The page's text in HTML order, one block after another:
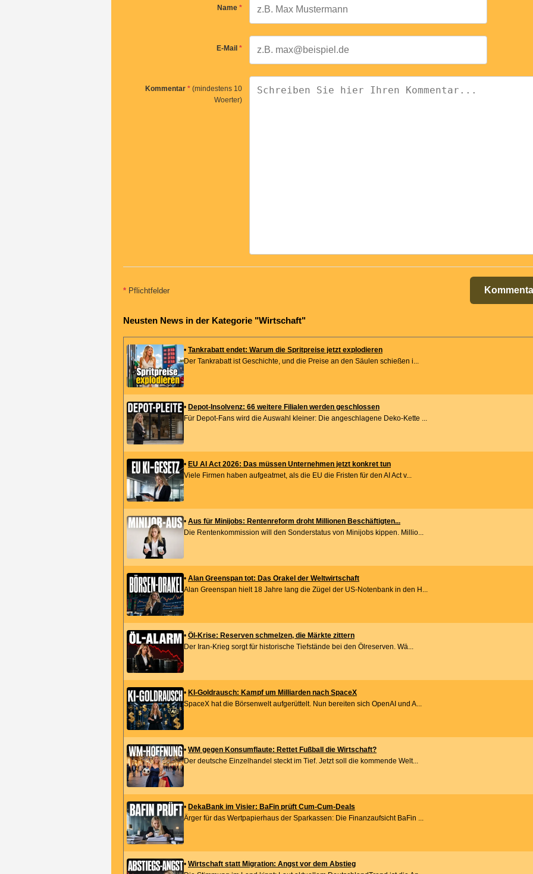
Name *
E-Mail *
Kommentar * (mindestens 10
Woerter)
* Pflichtfelder
Neusten News in der Kategorie "Wirtschaft"
• Tankrabatt endet: Warum die Spritpreise jetzt explodieren
Der Tankrabatt ist Geschichte, und die Preise an den Säulen schießen i...
• Depot-Insolvenz: 66 weitere Filialen werden geschlossen
Für Depot-Fans wird die Auswahl kleiner: Die angeschlagene Deko-Kette ...
• EU AI Act 2026: Das müssen Unternehmen jetzt konkret tun
Viele Firmen haben aufgeatmet, als die EU die Fristen für den AI Act v...
• Aus für Minijobs: Rentenreform droht Millionen Beschäftigten...
Die Rentenkommission will den Sonderstatus von Minijobs kippen. Millio...
• Alan Greenspan tot: Das Orakel der Weltwirtschaft
Alan Greenspan hielt 18 Jahre lang die Zügel der US-Notenbank in den H...
• Öl-Krise: Reserven schmelzen, die Märkte zittern
Der Iran-Krieg sorgt für historische Tiefstände bei den Ölreserven. Wä...
• KI-Goldrausch: Kampf um Milliarden nach SpaceX
SpaceX hat die Börsenwelt aufgerüttelt. Nun bereiten sich OpenAI und A...
• WM gegen Konsumflaute: Rettet Fußball die Wirtschaft?
Der deutsche Einzelhandel steckt im Tief. Jetzt soll die kommende Welt...
• DekaBank im Visier: BaFin prüft Cum-Cum-Deals
Ärger für das Wertpapierhaus der Sparkassen: Die Finanzaufsicht BaFin ...
• Wirtschaft statt Migration: Angst vor dem Abstieg